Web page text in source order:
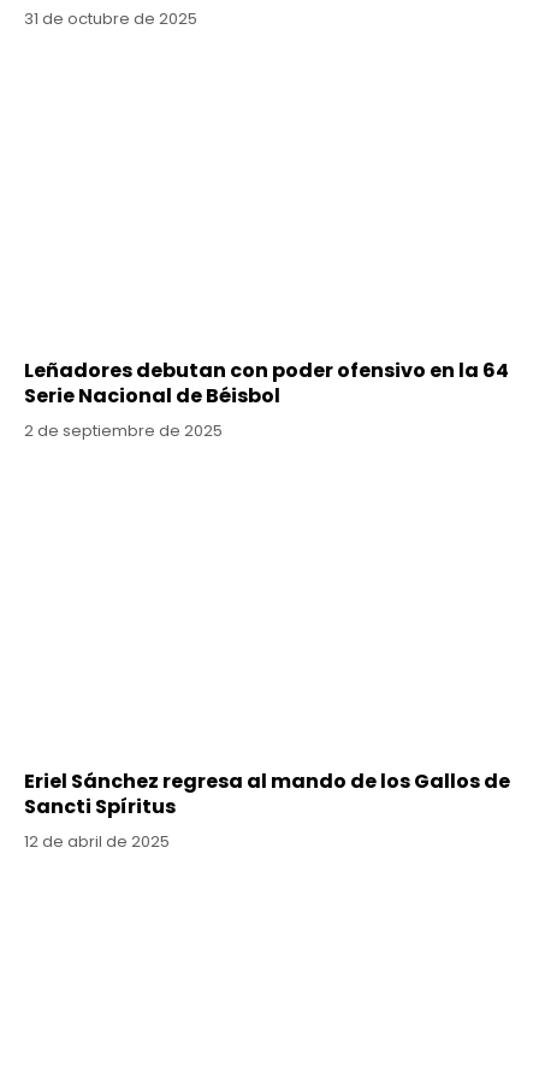
31 de octubre de 2025
Leñadores debutan con poder ofensivo en la 64
Serie Nacional de Béisbol
2 de septiembre de 2025
Eriel Sánchez regresa al mando de los Gallos de
Sancti Spíritus
12 de abril de 2025